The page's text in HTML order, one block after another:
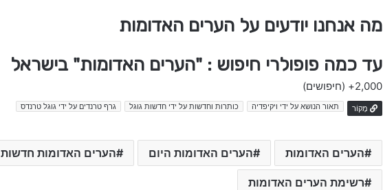
מה אנחנו יודעים על הערים האדומות
עד כמה פופולרי חיפוש : "הערים האדומות" בישראל
2,000+ (חיפושים)
מָקוֹר תאור הנושא על ידי ויקיפדיה כותרות וחדשות על ידי חדשות גוגל גרף טרנדים על ידי גוגל טרנדס
הערים האדומות הערים האדומות היום הערים האדומות חדשות
רשימת הערים האדומות